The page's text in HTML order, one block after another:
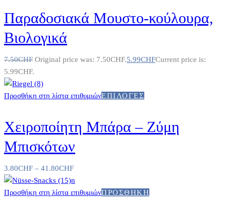
Παραδοσιακά Μουστο-κούλουρα,
Βιολογικά
7.50CHF Original price was: 7.50CHF.5.99CHFCurrent price is:
5.99CHF.
Προσθήκη στη λίστα επιθυμιώνΕΠΙΛΟΓΈΣ
Χειροποίητη Μπάρα – Ζύμη
Μπισκότων
3.80CHF – 41.80CHF
Προσθήκη στη λίστα επιθυμιώνΠΡΟΣΘΉΚΗ